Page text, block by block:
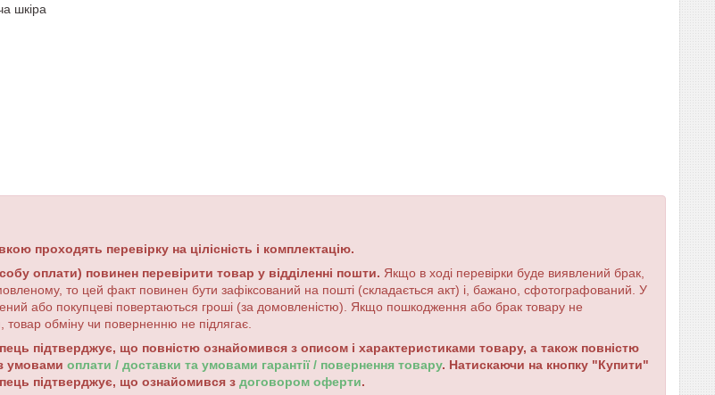
шкіра
проходять перевірку на цілісність і комплектацію.
оплати) повинен перевірити товар у відділенні пошти. Якщо в ході перевірки буде виявлений брак,
то цей факт повинен бути зафіксований на пошті (складається акт) і, бажано, сфотографований. У
або покупцеві повертаються гроші (за домовленістю). Якщо пошкодження або брак товару не
товар обміну чи поверненню не підлягає.
підтверджує, що повністю ознайомився з описом і характеристиками товару, а також повністю
умовами оплати / доставки та умовами гарантії / повернення товару. Натискаючи на кнопку "Купити"
підтверджує, що ознайомився з договором оферти.